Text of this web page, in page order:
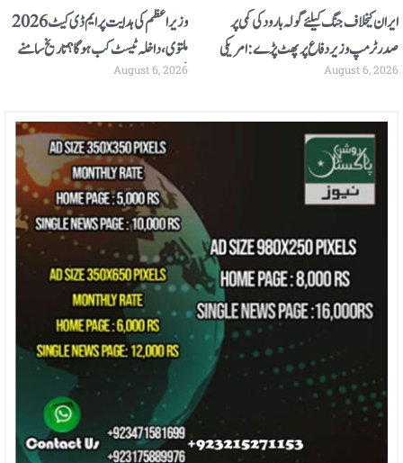
وزیراعظم کی ہدایت پر ایم ڈی کیٹ 2026
ملتوی، داخلہ ٹیسٹ کب ہوگا؟ تاریخ سامنے
آگئی
August 6, 2026
ایران کیخلاف جنگ کیلئے گولہ بارود کی کمی پر
صدر ٹرمپ وزیر دفاع پر پھٹ پڑے: امریکی
اخبار
August 6, 2026